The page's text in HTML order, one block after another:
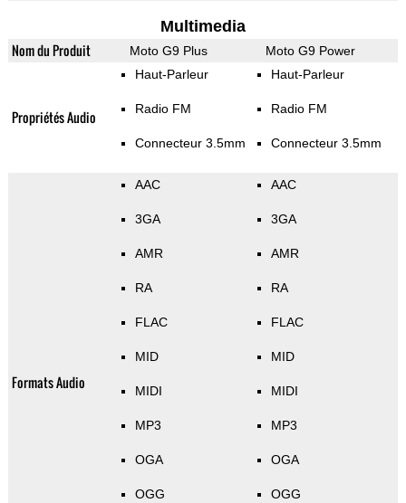
Multimedia
Nom du Produit Moto G9 Plus Moto G9 Power
Propriétés Audio
Haut-Parleur
Radio FM
Connecteur 3.5mm
Haut-Parleur
Radio FM
Connecteur 3.5mm
Formats Audio
AAC
3GA
AMR
RA
FLAC
MID
MIDI
MP3
OGA
OGG
AAC
3GA
AMR
RA
FLAC
MID
MIDI
MP3
OGA
OGG